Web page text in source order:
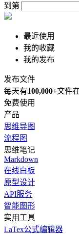
到第
最近使用
我的收藏
我的发布
发布文件
每天有100,000+文件
免费使用
产品
思维导图
流程图
思维笔记
Markdown
在线白板
原型设计
API服务
智能图形
实用工具
LaTex公式编辑器